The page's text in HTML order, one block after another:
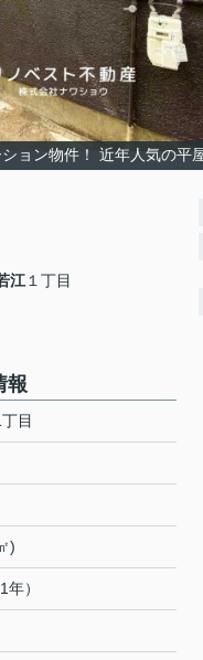
ョン物件！ 近年人気の平
江 １丁目
報
目
)
）